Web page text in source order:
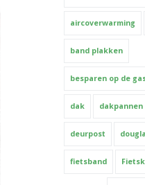
aircoverwarming
band plakken
besparen op de
dak dakpannen
deurpost
fietsband